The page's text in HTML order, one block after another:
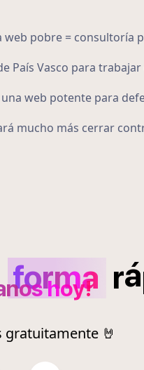
web pobre = consultoría
País Vasco para
web potente para
mucho más cerrar
forma rá
hoy!
gratuitamente 🤘